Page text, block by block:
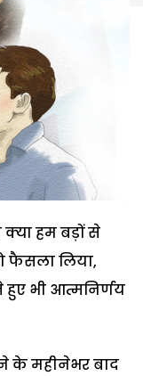
हम बड़ों से
फैसला लिया,
हुए भी आत्मनिर्णय
के महीनेभर बाद